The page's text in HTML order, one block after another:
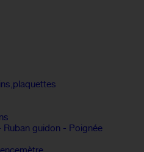
guidon - Poignée